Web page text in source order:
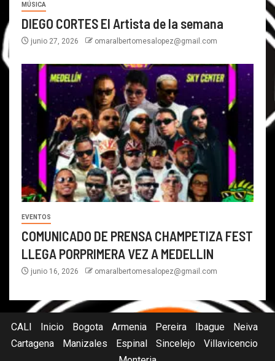
MÚSICA
DIEGO CORTES El Artista de la semana
junio 27, 2026 omaralbertomesalopez@gmail.com
EVENTOS
COMUNICADO DE PRENSA CHAMPETIZA FEST
LLEGA PORPRIMERA VEZ A MEDELLIN
junio 16, 2026 omaralbertomesalopez@gmail.com
CALI Inicio Bogota Armenia Pereira Ibague
Neiva
Cartagena
Manizales Espinal Sincelejo
Villavicencio